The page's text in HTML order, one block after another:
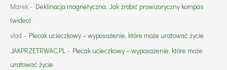
Marek - Deklinacja magnetyczna. Jak zrobić prowizoryczny kompas
(wideo)
vlad - Plecak ucieczkowy – wyposażenie, które może uratować życie
JAKPRZETRWAC.PL- Plecak ucieczkowy – wyposażenie, które może
uratować życie